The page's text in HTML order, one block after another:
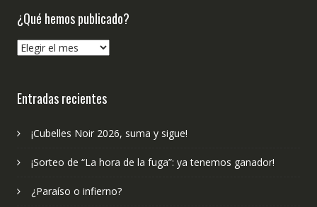
¿Qué hemos publicado?
¿Qué
Entradas recientes
¡Cubelles Noir 2026, suma y sigue!
¡Sorteo de “La hora de la fuga”: ya tenemos ganador!
¿Paraíso o infierno?